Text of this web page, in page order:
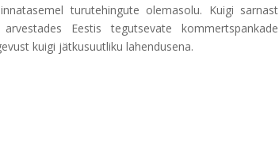
turutehingute olemasolu. Kuigi sarnast
Eestis tegutsevate kommertspankade
kuigi jätkusuutliku lahendusena.